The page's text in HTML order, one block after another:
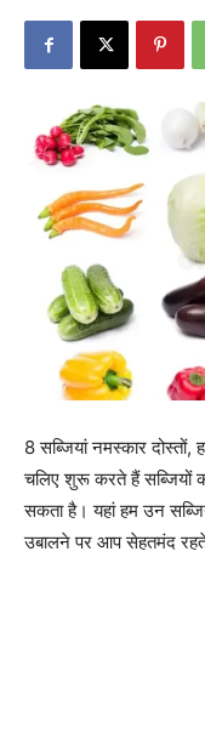
8 सब्जियां नमस्कार
चलिए शुरू करते हैं सब्जियों
सकता है। यहां हम उन
उबालने पर आप सेहतमंद